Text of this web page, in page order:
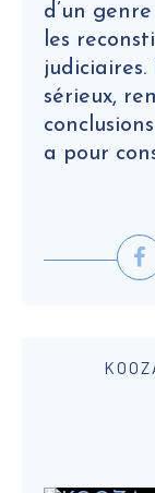
d’un
les
sérieux,
a pour